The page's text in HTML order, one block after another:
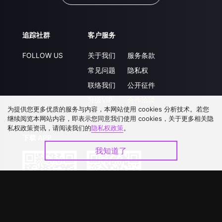
追踪社群
FOLLOW US
客户服务
关于我们
常见问题
联络我们
服务条款
隐私权
公开征件
为提供您更多优质的服务与内容，本网站使用 cookies 分析技术。若您
继续阅览本网站内容，即表示您同意我们使用 cookies，关于更多相关隐
私权政策资讯，请阅读我们的隐私权政策。
我知道了